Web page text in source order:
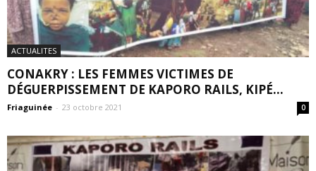
ACTUALITES
CONAKRY : LES FEMMES VICTIMES DE
DÉGUERPISSEMENT DE KAPORO RAILS, KIPÉ...
Friaguinée - 23 octobre 2021 0